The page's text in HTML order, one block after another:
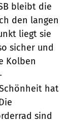
bleibt die
den langen
liegt sie
sicher und
Kolben
hat
sind